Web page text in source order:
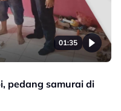
01:35
pedang samurai di